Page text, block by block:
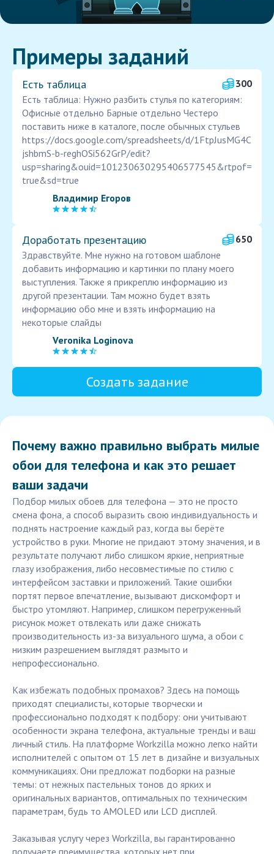
Примеры заданий
Есть таблица
300
Есть таблица: Нужно разбить стулья по категориям:
Офисные отдельно Барные отдельно Честеро
поставить ниже в каталоге, после обычных стульев
https://docs.google.com/spreadsheets/d/1FtpJusMG4C
jshbmS-b-reghOSi562GrP/edit?
usp=sharing&ouid=101230630295406577545&rtpof=
true&sd=true
Владимир Егоров
Доработать презентацию
650
Здравствуйте. Мне нужно на готовом шаблоне
добавить информацию и картинки по плану моего
выступления. Также я прикреплю информацию из
другой презентации. Там можно будет взять
информацию обо мне и взять информацию на
некоторые слайды
Veronika Loginova
Создать задание
Почему важно правильно выбрать милые
обои для телефона и как это решает
ваши задачи
Подбор милых обоев для телефона — это не просто
смена фона, а способ выразить свою индивидуальность и
поднять настроение каждый раз, когда вы берёте
устройство в руки. Многие не придают этому значения, и в
результате получают либо слишком яркие, неприятные
глазу изображения, либо несовместимые по стилю с
интерфейсом заставки и приложений. Такие ошибки
портят первое впечатление, вызывают дискомфорт и
быстро утомляют. Например, слишком перегруженный
рисунок может отвлекать или даже снижать
производительность из-за визуального шума, а обои с
низким разрешением выглядят размыто и
непрофессионально.
Как избежать подобных промахов? Здесь на помощь
приходят специалисты, которые творчески и
профессионально подходят к подбору: они учитывают
особенности экрана телефона, актуальные тренды и ваш
личный стиль. На платформе Workzilla можно легко найти
исполнителей с опытом от 15 лет в дизайне и визуальных
коммуникациях. Они предложат подборки на разные
темы: от нежных пастельных тонов до ярких и
оригинальных вариантов, оптимальных по техническим
параметрам, будь то AMOLED или LCD дисплей.
Заказывая услугу через Workzilla, вы гарантированно